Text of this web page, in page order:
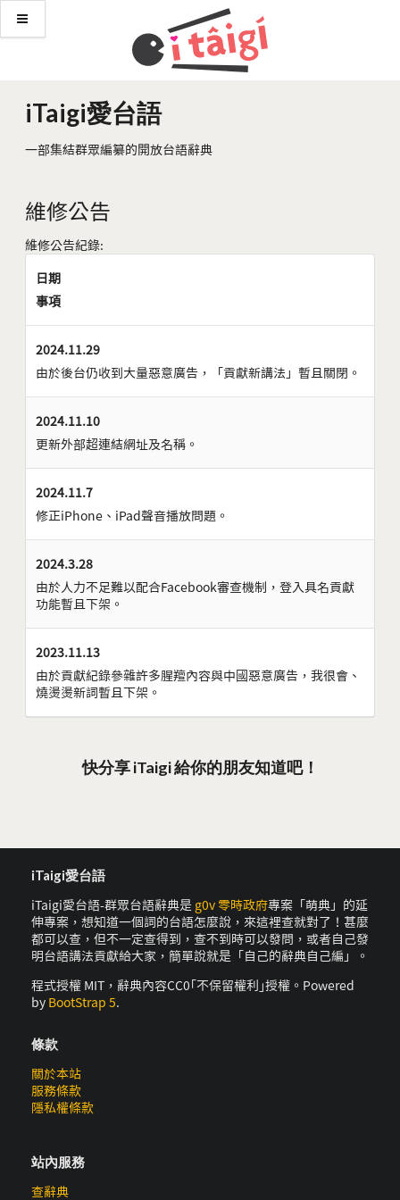
iTaigi愛台語
一部集結群眾編纂的開放台語辭典
維修公告
維修公告紀錄:
日期
事項
2024.11.29
由於後台仍收到大量惡意廣告，「貢獻新講法」暫且關閉。
2024.11.10
更新外部超連結網址及名稱。
2024.11.7
修正iPhone、iPad聲音播放問題。
2024.3.28
由於人力不足難以配合Facebook審查機制，登入具名貢獻
功能暫且下架。
2023.11.13
由於貢獻紀錄參雜許多腥羶內容與中國惡意廣告，我很會、
燒燙燙新詞暫且下架。
快分享 iTaigi 給你的朋友知道吧！
iTaigi愛台語
iTaigi愛台語-群眾台語辭典是 g0v 零時政府專案「萌典」的延
伸專案，想知道一個詞的台語怎麼說，來這裡查就對了！甚麼
都可以查，但不一定查得到，查不到時可以發問，或者自己發
明台語講法貢獻給大家，簡單說就是「自己的辭典自己編」。
程式授權 MIT，辭典內容CC0｢不保留權利｣授權。Powered
by BootStrap 5.
條款
關於本站
服務條款
隱私權條款
站內服務
查辭典